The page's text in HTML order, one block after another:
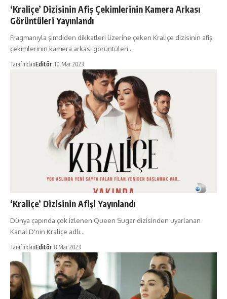
‘Kraliçe’ Dizisinin Afiş Çekimlerinin Kamera Arkası
Görüntüleri Yayınlandı
Fragmanıyla şimdiden dikkatleri üzerine çeken Kraliçe dizisinin afiş
çekimlerinin kamera arkası görüntüleri…
TarafındanEditör 10 Mar 2023
‘Kraliçe’ Dizisinin Afişi Yayınlandı
Dünya çapında çok izlenen Queen Sugar dizisinden uyarlanan
Kanal D'nin Kraliçe adlı…
TarafındanEditör 8 Mar 2023